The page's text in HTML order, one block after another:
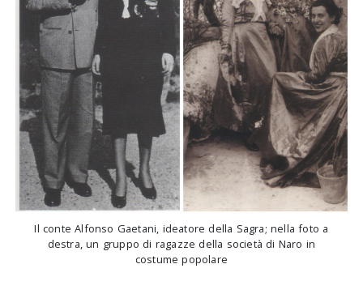
Il conte Alfonso Gaetani, ideatore della Sagra; nella foto a
destra, un gruppo di ragazze della società di Naro in
costume popolare